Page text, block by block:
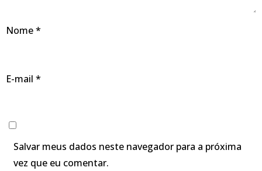
Nome*
E-mail *
Salvar meus dados neste navegador para a próxima
vez que eu comentar.